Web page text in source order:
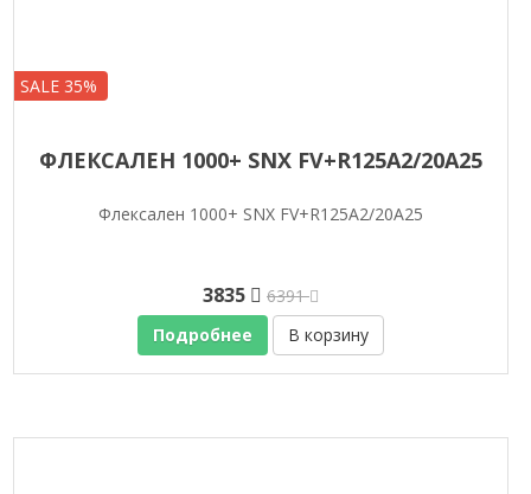
SALE 35%
ФЛЕКСАЛЕН 1000+ SNX FV+R125A2/20A25
Флексален 1000+ SNX FV+R125A2/20A25
3835
6391
Подробнее
В корзину